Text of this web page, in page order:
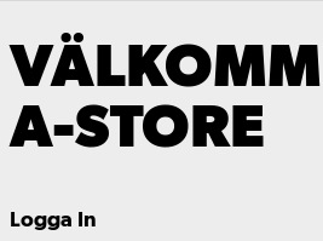
A-STORE
Logga In